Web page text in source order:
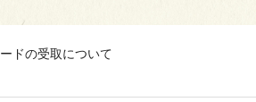
ドの受取について